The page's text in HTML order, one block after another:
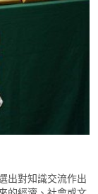
出對知識交流作出